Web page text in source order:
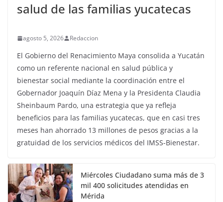
salud de las familias yucatecas
agosto 5, 2026 Redaccion
El Gobierno del Renacimiento Maya consolida a Yucatán
como un referente nacional en salud pública y
bienestar social mediante la coordinación entre el
Gobernador Joaquín Díaz Mena y la Presidenta Claudia
Sheinbaum Pardo, una estrategia que ya refleja
beneficios para las familias yucatecas, que en casi tres
meses han ahorrado 13 millones de pesos gracias a la
gratuidad de los servicios médicos del IMSS-Bienestar.
Miércoles Ciudadano suma más de 3
mil 400 solicitudes atendidas en
Mérida